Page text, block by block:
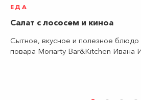
ЕДА
Салат с лососем и киноа
Сытное, вкусное и полезное
повара Moriarty Bar&Kitchen Ивана